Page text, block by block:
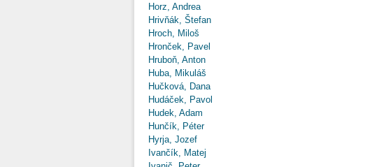
Horz, Andrea
Hrivňák, Štefan
Hroch, Miloš
Hronček, Pavel
Hruboň, Anton
Huba, Mikuláš
Hučková, Dana
Hudáček, Pavol
Hudek, Adam
Hunčík, Péter
Hyrja, Jozef
Ivančík, Matej